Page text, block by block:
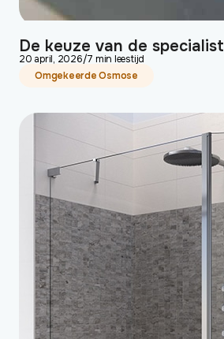
De keuze van de specialist
20 april, 2026/7 min leestijd
Omgekeerde Osmose